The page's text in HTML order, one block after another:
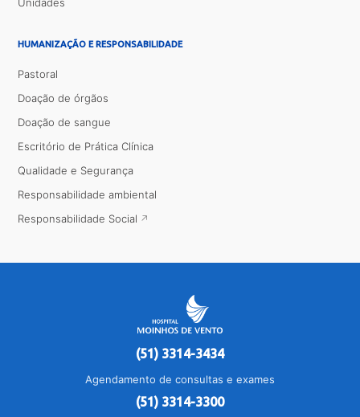
HUMANIZAÇÃO E RESPONSABILIDADE
Pastoral
Doação de órgãos
Doação de sangue
Escritório de Prática Clínica
Qualidade e Segurança
Responsabilidade ambiental
Responsabilidade Social
(51) 3314-3434
Agendamento de consultas e exames
(51) 3314-3300